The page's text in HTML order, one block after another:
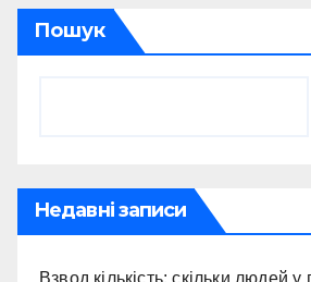
Пошук
Недавні записи
Взвод кількість: скільки людей у